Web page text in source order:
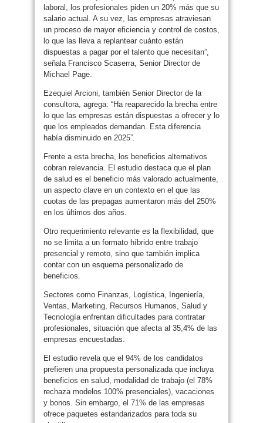
laboral, los profesionales piden un 20% más que su
salario actual. A su vez, las empresas atraviesan
un proceso de mayor eficiencia y control de costos,
lo que las lleva a replantear cuánto están
dispuestas a pagar por el talento que necesitan”,
señala Francisco Scaserra, Senior Director de
Michael Page.
Ezequiel Arcioni, también Senior Director de la
consultora, agrega: “Ha reaparecido la brecha entre
lo que las empresas están dispuestas a ofrecer y lo
que los empleados demandan. Esta diferencia
había disminuido en 2025”.
Frente a esta brecha, los beneficios alternativos
cobran relevancia. El estudio destaca que el plan
de salud es el beneficio más valorado actualmente,
un aspecto clave en un contexto en el que las
cuotas de las prepagas aumentaron más del 250%
en los últimos dos años.
Otro requerimiento relevante es la flexibilidad, que
no se limita a un formato híbrido entre trabajo
presencial y remoto, sino que también implica
contar con un esquema personalizado de
beneficios.
Sectores como Finanzas, Logística, Ingeniería,
Ventas, Marketing, Recursos Humanos, Salud y
Tecnología enfrentan dificultades para contratar
profesionales, situación que afecta al 35,4% de las
empresas encuestadas.
El estudio revela que el 94% de los candidatos
prefieren una propuesta personalizada que incluya
beneficios en salud, modalidad de trabajo (el 78%
rechaza modelos 100% presenciales), vacaciones
y bonos. Sin embargo, el 71% de las empresas
ofrece paquetes estandarizados para toda su